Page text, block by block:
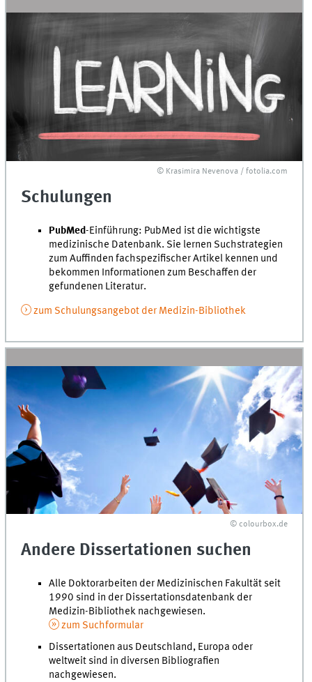
© Krasimira Nevenova / fotolia.com
Schulungen
PubMed-Einführung: PubMed ist die wichtigste
medizinische Datenbank. Sie lernen Suchstrategien
zum Auffinden fachspezifischer Artikel kennen und
bekommen Informationen zum Beschaffen der
gefundenen Literatur.
zum Schulungsangebot der Medizin-Bibliothek
© colourbox.de
Andere Dissertationen suchen
Alle Doktorarbeiten der Medizinischen Fakultät seit
1990 sind in der Dissertationsdatenbank der
Medizin-Bibliothek nachgewiesen.
zum Suchformular
Dissertationen aus Deutschland, Europa oder
weltweit sind in diversen Bibliografien
nachgewiesen.